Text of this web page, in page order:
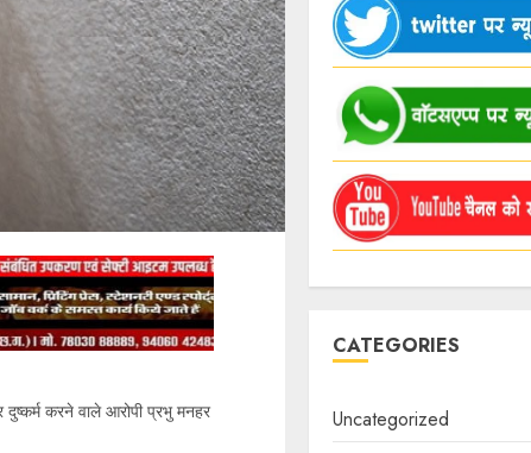
करने वाले आरोपी प्रभु मनहर
CATEGORIES
Uncategorized